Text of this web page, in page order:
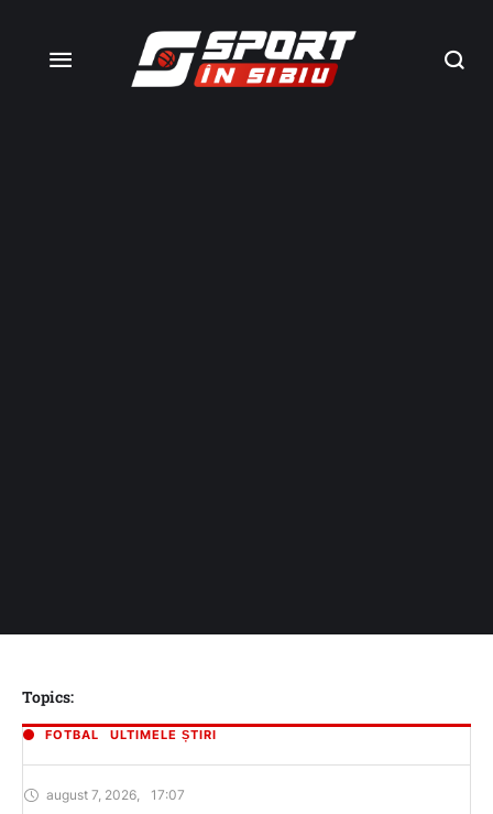
Topics:
FOTBAL ULTIMELE ȘTIRI
august 7, 2026
17:07